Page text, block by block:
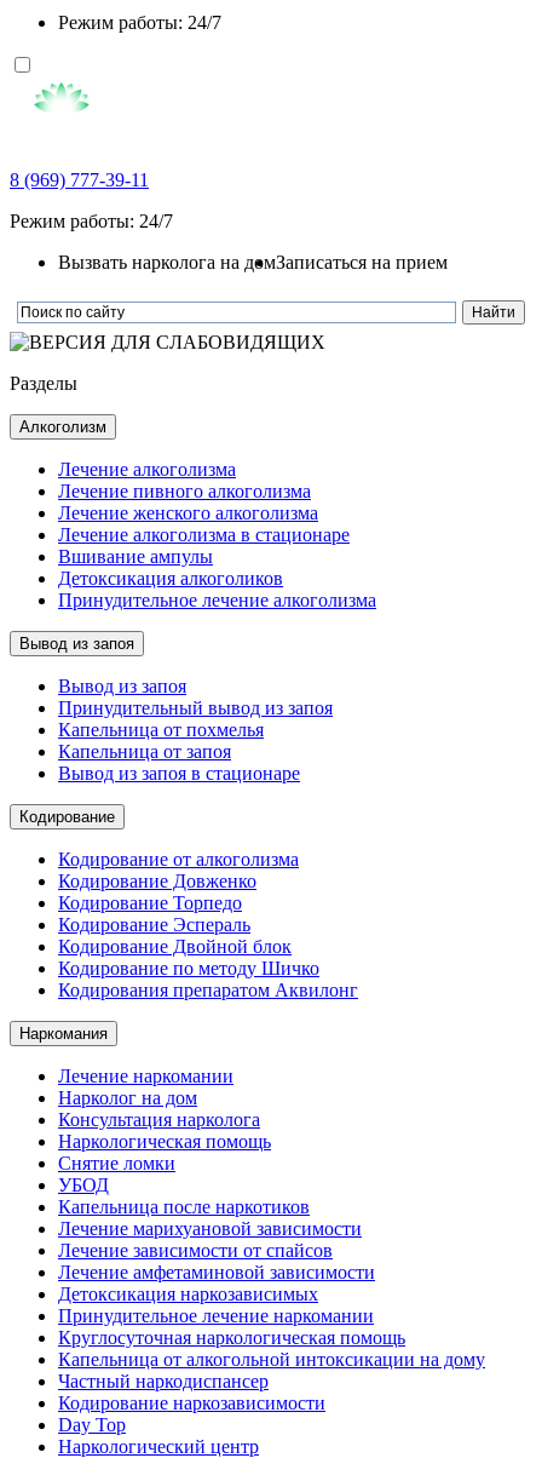
Режим работы: 24/7
8 (969) 777-39-11
Режим работы: 24/7
Вызвать нарколога на домЗаписаться на прием
Разделы
Алкоголизм
Лечение алкоголизма
Лечение пивного алкоголизма
Лечение женского алкоголизма
Лечение алкоголизма в стационаре
Вшивание ампулы
Детоксикация алкоголиков
Принудительное лечение алкоголизма
Вывод из запоя
Вывод из запоя
Принудительный вывод из запоя
Капельница от похмелья
Капельница от запоя
Вывод из запоя в стационаре
Кодирование
Кодирование от алкоголизма
Кодирование Довженко
Кодирование Торпедо
Кодирование Эспераль
Кодирование Двойной блок
Кодирование по методу Шичко
Кодирования препаратом Аквилонг
Наркомания
Лечение наркомании
Нарколог на дом
Консультация нарколога
Наркологическая помощь
Снятие ломки
УБОД
Капельница после наркотиков
Лечение марихуановой зависимости
Лечение зависимости от спайсов
Лечение амфетаминовой зависимости
Детоксикация наркозависимых
Принудительное лечение наркомании
Круглосуточная наркологическая помощь
Капельница от алкогольной интоксикации на дому
Частный наркодиспансер
Кодирование наркозависимости
Day Top
Наркологический центр